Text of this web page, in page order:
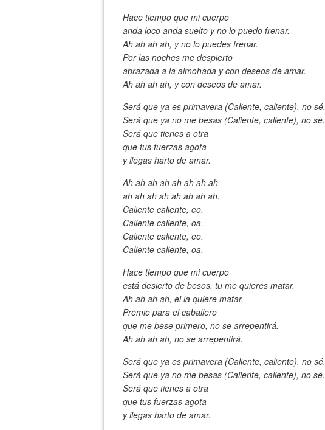
Hace tiempo que mi cuerpo
anda loco anda suelto y no lo puedo frenar.
Ah ah ah ah, y no lo puedes frenar.
Por las noches me despierto
abrazada a la almohada y con deseos de amar.
Ah ah ah ah, y con deseos de amar.
Será que ya es primavera (Caliente, caliente), no sé.
Será que ya no me besas (Caliente, caliente), no sé.
Será que tienes a otra
que tus fuerzas agota
y llegas harto de amar.
Ah ah ah ah ah ah ah ah
ah ah ah ah ah ah ah ah.
Caliente caliente, eo.
Caliente caliente, oa.
Caliente caliente, eo.
Caliente caliente, oa.
Hace tiempo que mi cuerpo
está desierto de besos, tu me quieres matar.
Ah ah ah ah, el la quiere matar.
Premio para el caballero
que me bese primero, no se arrepentirá.
Ah ah ah ah, no se arrepentirá.
Será que ya es primavera (Caliente, caliente), no sé.
Será que ya no me besas (Caliente, caliente), no sé.
Será que tienes a otra
que tus fuerzas agota
y llegas harto de amar.